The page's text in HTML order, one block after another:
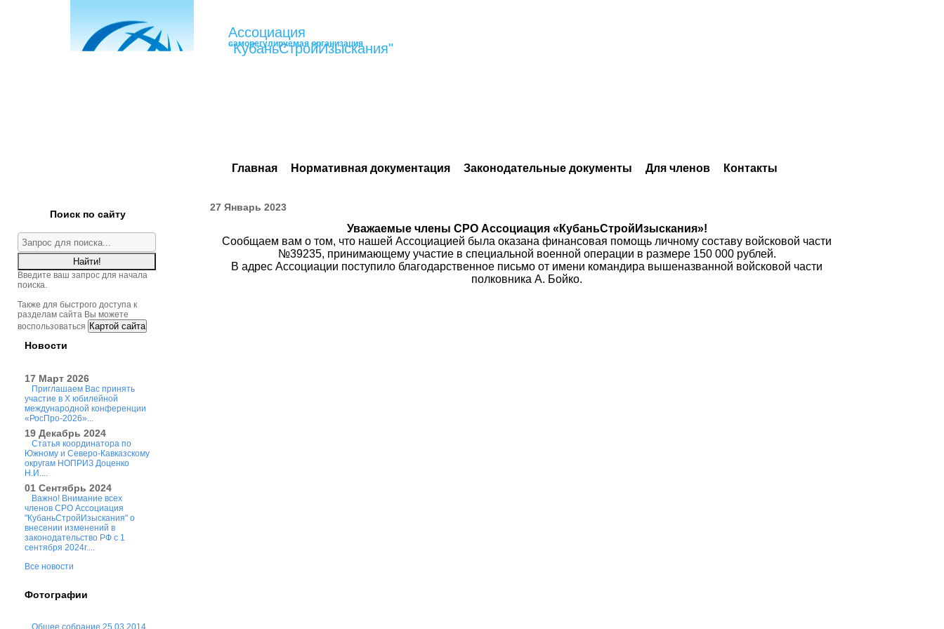
Ассоциация
"КубаньСтройИзыскания"
саморегулируемая организация
Главная Нормативная документация Законодательные документы Для членов Контакты
Поиск по сайту
Введите ваш запрос для начала
поиска.
Также для быстрого доступа к
разделам сайта Вы можете
воспользоваться Картой сайта
Новости
17 Март 2026
Приглашаем Вас принять
участие в X юбилейной
международной конференции
«РосПро-2026»...
19 Декабрь 2024
Статья координатора по
Южному и Северо-Кавказскому
округам НОПРИЗ Доценко
Н.И....
01 Сентябрь 2024
Важно! Внимание всех
членов СРО Ассоциация
"КубаньСтройИзыскания" о
внесении изменений в
законодательство РФ с 1
сентября 2024г....
Все новости
Фотографии
Общее собрание 25.03.2014
27 Январь 2023
Уважаемые члены СРО Ассоциация «КубаньСтройИзыскания»!
Сообщаем вам о том, что нашей Ассоциацией была оказана финансовая помощь личному составу войсковой части
№39235, принимающему участие в специальной военной операции в размере 150 000 рублей.
В адрес Ассоциации поступило благодарственное письмо от имени командира вышеназванной войсковой части
полковника А. Бойко.